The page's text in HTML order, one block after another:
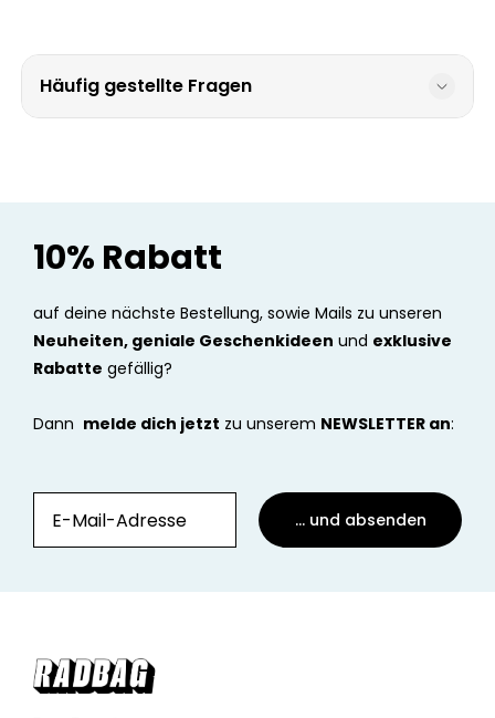
Häufig gestellte Fragen
10% Rabatt
auf deine nächste Bestellung, sowie Mails zu unseren
Neuheiten, geniale Geschenkideen und exklusive
Rabatte gefällig?
Dann melde dich jetzt zu unserem NEWSLETTER an:
... und absenden